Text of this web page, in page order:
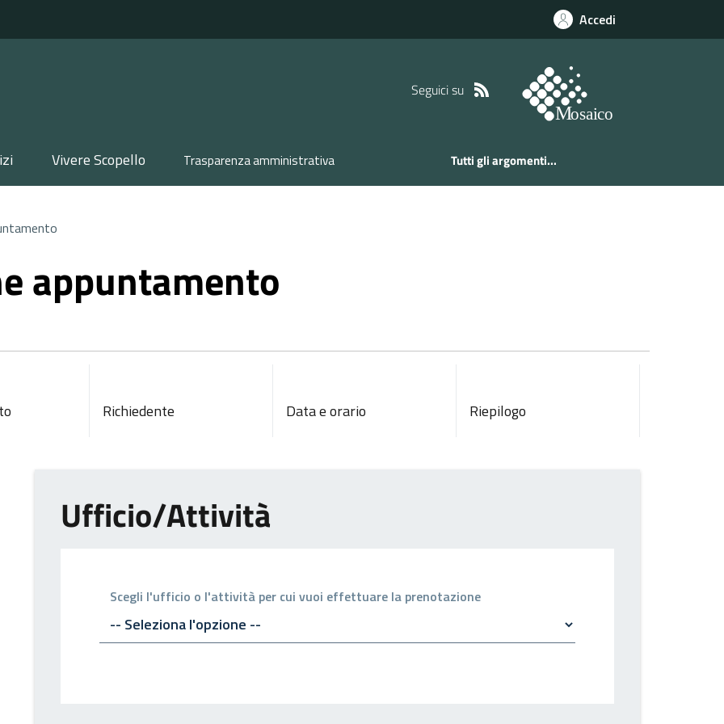
Accedi
Seguici su
Vivere Scopello Trasparenza amministrativa Tutti gli argomenti...
appuntamento
Richiedente Data e orario Riepilogo
Ufficio/Attività
Scegli l'ufficio o l'attività per cui vuoi effettuare la prenotazione